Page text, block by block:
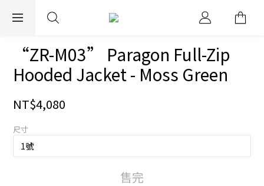
EXPRESS WORLDWIDE SHIPPING
“ZR-M03” Paragon Full-Zip
Hooded Jacket - Moss Green
NT$4,080
尺寸
售完